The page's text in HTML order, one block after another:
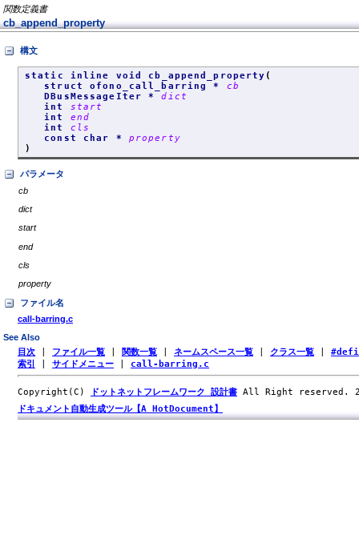
関数定義書
cb_append_property
構文
static inline void cb_append_property (
struct ofono_call_barring * cb
DBusMessageIter *dict
int start
int end
int cls
const char * property
)
パラメータ
cb
dict
start
end
cls
property
ファイル名
call-barring.c
See Also
目次 ファイル一覧 関数一覧 ネームスペース一覧 クラス一覧
索引
サイドメニュー call-barring.c
Copyright(C) ドットネットフレームワーク 設計書 All Right reserved.
ドキュメント自動生成ツール【A HotDocument】